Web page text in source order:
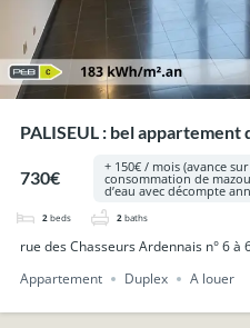
PALISEUL : bel appartement
730€
+ 150€ / mois (avance
consommation de
d’eau avec décompte
2 beds 2 baths
rue des Chasseurs Ardennais n° 6 à
Appartement
Duplex A louer